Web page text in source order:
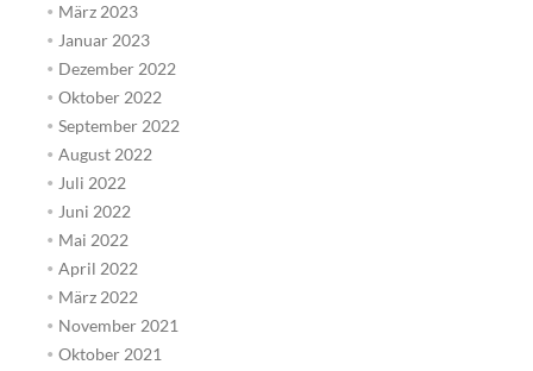
März 2023
Januar 2023
Dezember 2022
Oktober 2022
September 2022
August 2022
Juli 2022
Juni 2022
Mai 2022
April 2022
März 2022
November 2021
Oktober 2021